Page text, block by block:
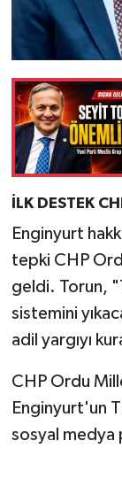
İLK DESTEK
Enginyurt
tepki CHP
geldi. Torun,
sistemini
adil yargıyı
CHP Ordu
Enginyurt'un
sosyal medya